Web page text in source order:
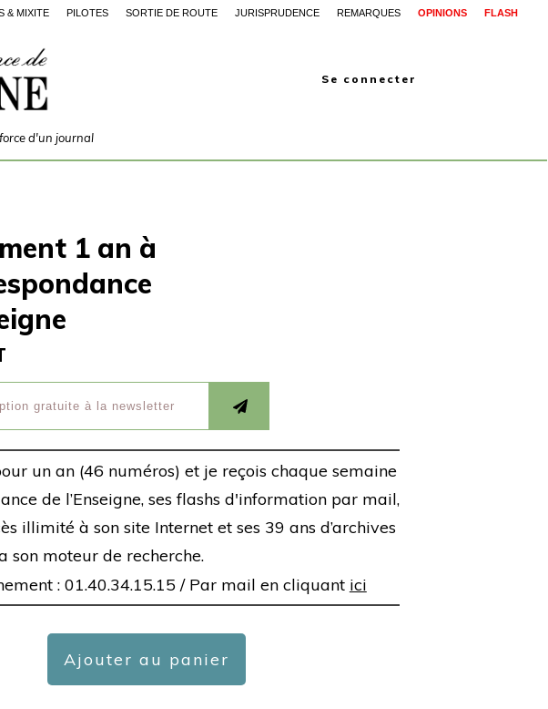
& MIXITÉ PILOTES SORTIE DE ROUTE JURISPRUDENCE REMARQUES OPINIONS FLASH
d'un journal
Se connecter
1 an à
un an (46 numéros) et je reçois chaque semaine
de l’Enseigne, ses flashs d'information par mail,
illimité à son site Internet et ses 39 ans d’archives
son moteur de recherche.
: 01.40.34.15.15 / Par mail en cliquant ici
Ajouter au panier